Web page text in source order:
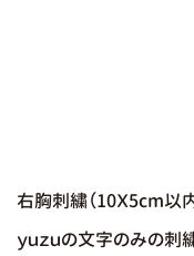
右胸刺繍（10Ｘ5cm以内
ｙｕｚｕの文字のみの